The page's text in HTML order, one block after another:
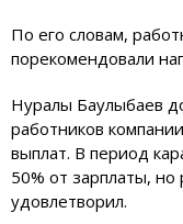
По его словам,
порекомендовали
Нуралы Баулыбаев
работников
выплат. В период
50% от зарплаты,
удовлетворил.